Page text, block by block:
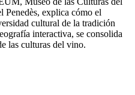
Penedès, explica cómo el
cultural de la tradición
interactiva, se consolida
las culturas del vino.